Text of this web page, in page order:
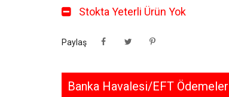
Stokta Yeterli Ürün Yok
Paylaş
Banka Havalesi/EFT